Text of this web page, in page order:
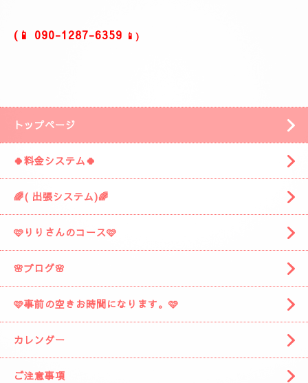
安倍川駅の方に進みますと
左側に広い駐車場がありますそこの１９番に
お車を停めてください。
着きましたら お電話お願いしますね。
スタッフがお出迎えに伺います。
トップページ
🍀料金システム🍀